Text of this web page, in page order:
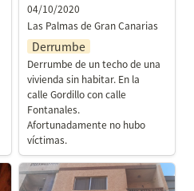
04/10/2020
Las Palmas de Gran Canarias
Derrumbe
Derrumbe de un techo de una
vivienda sin habitar. En la
calle Gordillo con calle
Fontanales.
Afortunadamente no hubo
víctimas.
Bomberos de Tenerife en